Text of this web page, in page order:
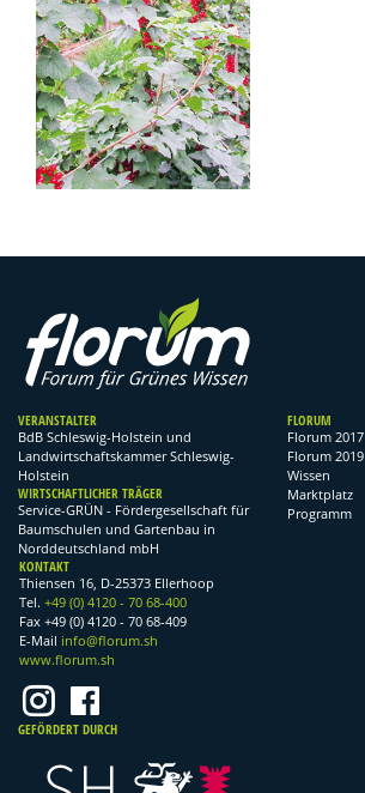
VERANSTALTER
BdB Schleswig-Holstein und
Landwirtschaftskammer Schleswig-
Holstein
WIRTSCHAFTLICHER TRÄGER
Service-GRÜN - Fördergesellschaft für
Baumschulen und Gartenbau in
Norddeutschland mbH
FLORUM
Florum 2017
Florum 2019
Wissen
Marktplatz
Programm
KONTAKT
Thiensen 16, D-25373 Ellerhoop
Tel. +49 (0) 4120 - 70 68-400
Fax +49 (0) 4120 - 70 68-409
E-Mail info@florum.sh
www.florum.sh
GEFÖRDERT DURCH